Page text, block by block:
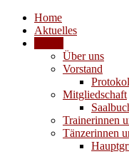
Home
Aktuelles
Über uns
Vorstand
Mitgliedschaft
Trainerinnen
Tänzerinnen